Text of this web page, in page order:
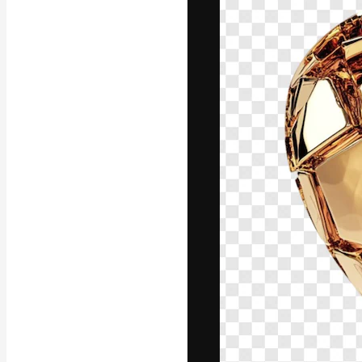
La plataforma
trabajo. Más
entre
estudios.
Español
Copyright ©